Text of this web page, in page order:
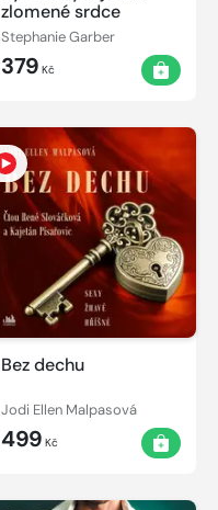
zlomené srdce
Stephanie Garber
379 Kč
Bez dechu
Jodi Ellen Malpasová
499 Kč